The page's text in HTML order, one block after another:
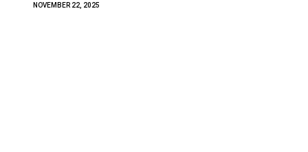
NOVEMBER 22, 2025